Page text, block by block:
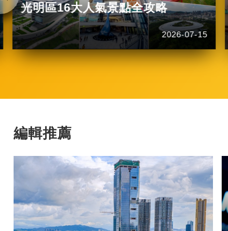
光明區16大人氣景點全攻略
2026-07-15
編輯推薦